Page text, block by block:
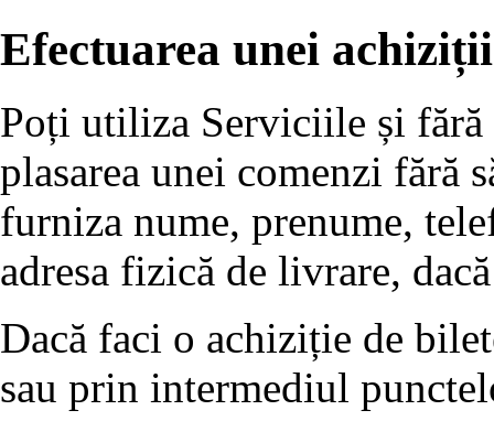
Efectuarea unei
Poți utiliza Serviciile și
plasarea unei comenzi
furniza nume, prenume,
adresa fizică de livrare,
Dacă faci o achiziție de
sau prin intermediul